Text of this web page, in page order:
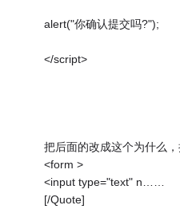
alert("你确认提交吗?");
</script>
把后面的改成这个为什么
<form >
<input type="text" n……
[/Quote]